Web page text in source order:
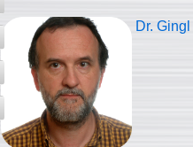
Dr.